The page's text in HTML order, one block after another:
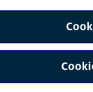
ist eine